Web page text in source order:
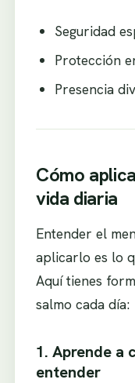
Seguridad
Protección
Presencia
Cómo
vida diaria
Entender el
aplicarlo es lo
Aquí tienes
salmo cada día:
1. Aprende a
entender